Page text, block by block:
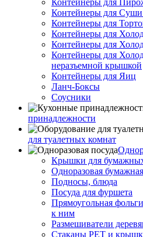
Контейнеры для
Контейнеры для
Контейнеры для
Контейнеры для
Контейнеры для
неразъемной крышкой
Контейнеры для Яиц
Ланч-Боксы
Соусники
принадлежности
для туалетных комнат
Крышки для
Одноразовая
Подносы, блюда
Посуда для фуршета
Прямоугольная
к ним
Размешиватели
Стаканы PET и